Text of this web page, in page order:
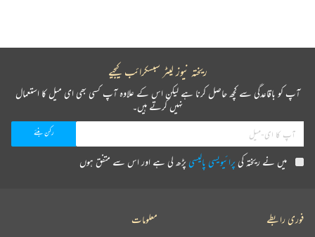
ریختہ نیوز لیٹر سبسکرائب کیجیے
آپ کو باقاعدگی سے کچھ حاصل کرنا ہے لیکن اس کے علاوہ آپ کسی بھی ای میل کا استعمال
نہیں کرتے ہیں۔
میں نے ریختہ کیپرائیویسی پالیسیپڑھ لی ہے اور اس سے متفق ہوں
فوری رابطے معلومات